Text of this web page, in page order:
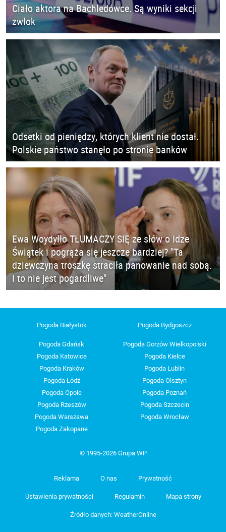
Ciało aktora na Bachledówce. Są wyniki sekcji
zwłok
Odsetki od pieniędzy, których klient nie dostał.
Polskie państwo stanęło po stronie banków
Ewa Woydyłło TŁUMACZY SIĘ ze słów o Idze
Świątek i pogrąża się jeszcze bardziej? "Ta
dziewczyna troszkę straciła panowanie nad sobą.
I to nie jest pogardliwe"
Pogoda Białystok Pogoda Bydgoszcz
Pogoda Gdańsk
Pogoda Gorzów Wielkopolski
Pogoda Katowice
Pogoda Kielce
Pogoda Kraków
Pogoda Lublin
Pogoda Łódź
Pogoda Olsztyn
Pogoda Opole
Pogoda Poznań
Pogoda Rzeszów
Pogoda Szczecin
Pogoda Warszawa
Pogoda Wrocław
Pogoda Zakopane
© 1995-2026 Grupa WP
Reklama O nas Prywatność
Ustawienia prywatności Regulamin Mapa strony
Źródło danych: WeatherOnline